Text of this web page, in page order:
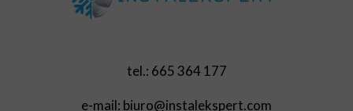
tel.: 665 364 177
e-mail: biuro@instalekspert.com